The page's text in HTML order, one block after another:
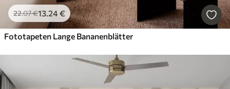
22.07€13.24€
Fototapeten Lange Bananenblätter